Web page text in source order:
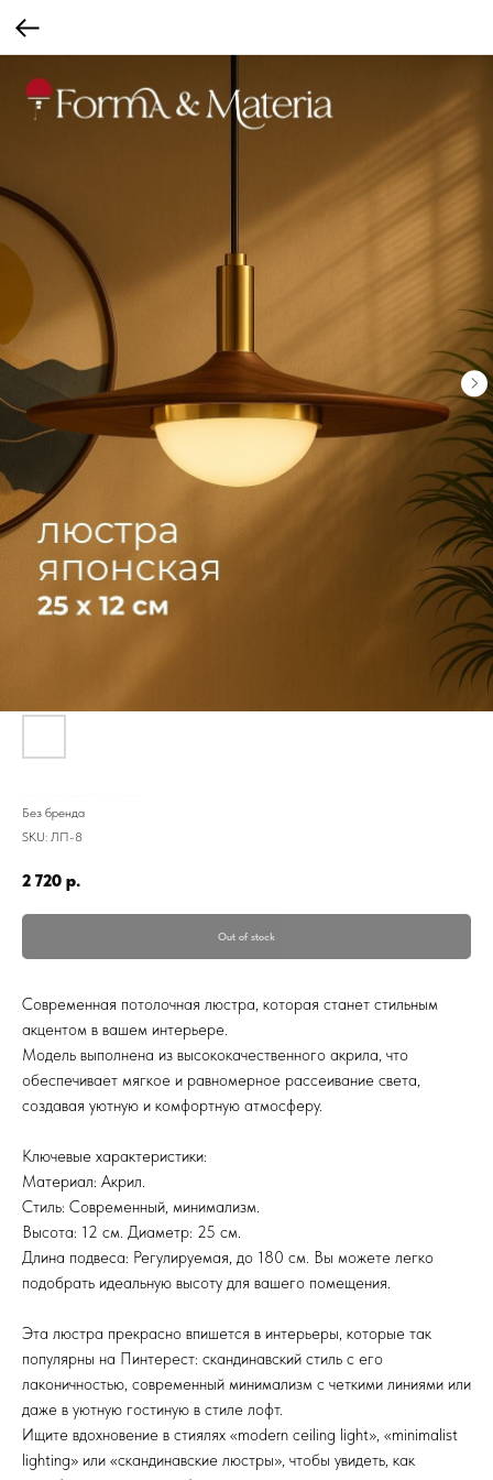
Без бренда
SKU: ЛП-8
2 720 р.
Out of stock
Современная потолочная люстра, которая станет стильным
акцентом в вашем интерьере.
Модель выполнена из высококачественного акрила, что
обеспечивает мягкое и равномерное рассеивание света,
создавая уютную и комфортную атмосферу.
Ключевые характеристики:
Материал: Акрил.
Стиль: Современный, минимализм.
Высота: 12 см. Диаметр: 25 см.
Длина подвеса: Регулируемая, до 180 см. Вы можете легко
подобрать идеальную высоту для вашего помещения.
Эта люстра прекрасно впишется в интерьеры, которые так
популярны на Пинтерест: скандинавский стиль с его
лаконичностью, современный минимализм с четкими линиями или
даже в уютную гостиную в стиле лофт.
Ищите вдохновение в стиялях «modern ceiling light», «minimalist
lighting» или «скандинавские люстры», чтобы увидеть, как